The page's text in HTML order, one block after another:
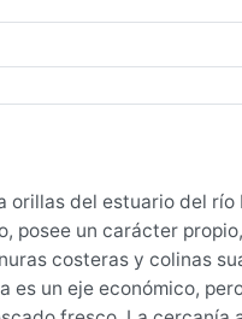
del estuario del
posee un carácter
costeras y colinas
un eje económico,